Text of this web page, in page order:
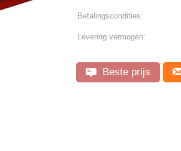
Betalingscondities:
Levering vermogen:
Beste prijs